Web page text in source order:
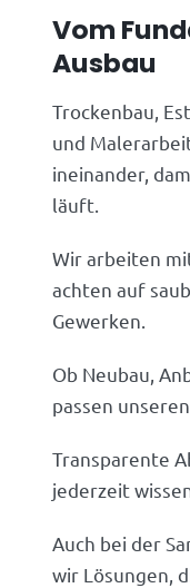
Vom
Ausbau
Trockenbau,
und
ineinander,
läuft.
Wir arbeiten
achten auf
Gewerken.
Ob Neubau,
passen
Transparente
jederzeit
Auch bei der
wir Lösungen,